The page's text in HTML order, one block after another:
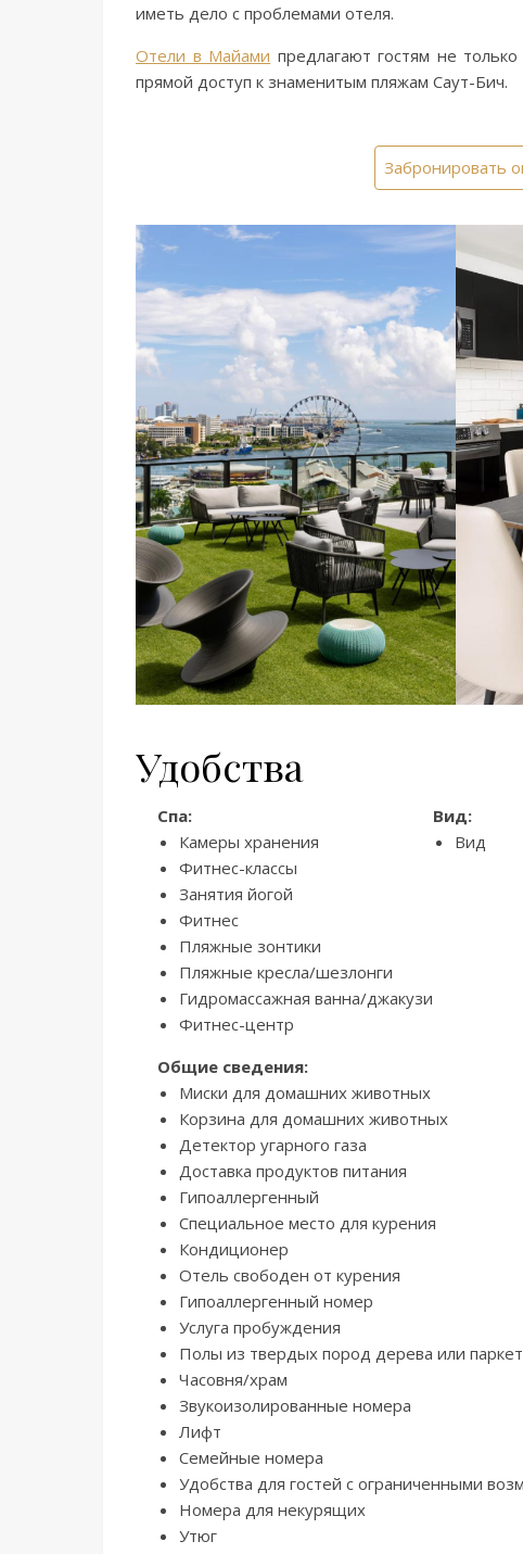
иметь дело с проблемами отеля.
Отели в Майами предлагают гостям не
прямой доступ к знаменитым пляжам Саут-Бич.
Забронировать
Удобства
Спа:
Камеры хранения
Фитнес-классы
Занятия йогой
Фитнес
Пляжные зонтики
Пляжные кресла/шезлонги
Гидромассажная ванна/джакузи
Фитнес-центр
Вид:
Вид
Общие сведения:
Миски для домашних животных
Корзина для домашних животных
Детектор угарного газа
Доставка продуктов питания
Гипоаллергенный
Специальное место для курения
Кондиционер
Отель свободен от курения
Гипоаллергенный номер
Услуга пробуждения
Полы из твердых пород дерева или
Часовня/храм
Звукоизолированные номера
Лифт
Семейные номера
Удобства для гостей с ограниченными
Номера для некурящих
Утюг